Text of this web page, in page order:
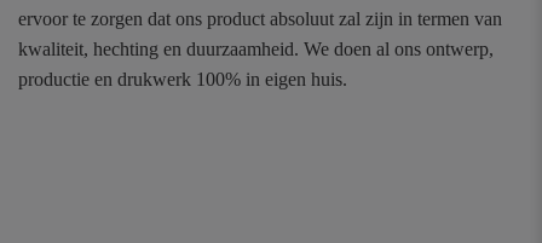
ervoor te zorgen dat ons product absoluut zal zijn in termen van
kwaliteit, hechting en duurzaamheid. We doen al ons ontwerp,
productie en drukwerk 100% in eigen huis.